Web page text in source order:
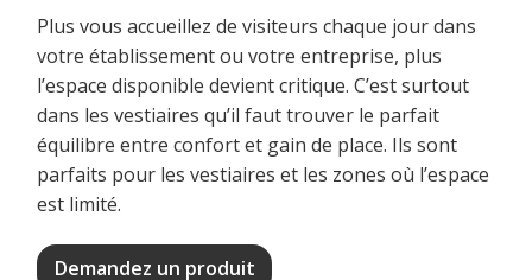
Plus vous accueillez de visiteurs chaque jour dans
votre établissement ou votre entreprise, plus
l’espace disponible devient critique. C’est surtout
dans les vestiaires qu’il faut trouver le parfait
équilibre entre confort et gain de place. Ils sont
parfaits pour les vestiaires et les zones où l’espace
est limité.
Demandez un produit